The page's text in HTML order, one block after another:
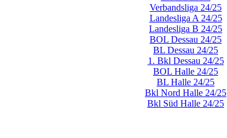
Verbandsliga 24/25
Landesliga A 24/25
Landesliga B 24/25
BOL Dessau 24/25
BL Dessau 24/25
1. Bkl Dessau 24/25
BOL Halle 24/25
BL Halle 24/25
Bkl Nord Halle 24/25
Bkl Süd Halle 24/25